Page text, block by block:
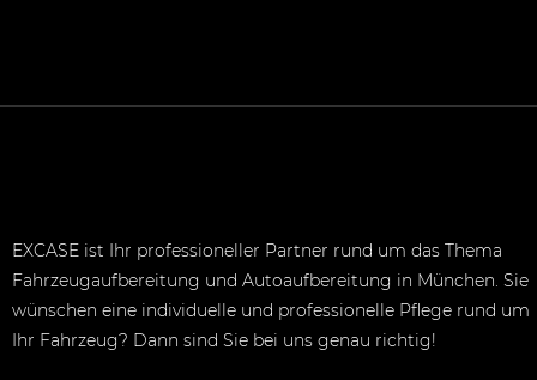
EXCASE ist Ihr professioneller Partner rund um das Thema
Fahrzeugaufbereitung und Autoaufbereitung in München. Sie
wünschen eine individuelle und professionelle Pflege rund um
Ihr Fahrzeug? Dann sind Sie bei uns genau richtig!